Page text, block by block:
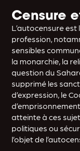
Censure
L’autocensure
profession,
sensibles
la monarchie, la
question du
supprimé les
d’expression, le
atteinte à ces
politiques ou
l’objet de